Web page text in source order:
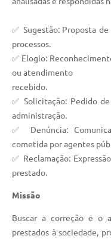
✅ Sugestão: Proposta
processos.
✅ Elogio:
ou atendimento
recebido.
✅ Solicitação: Pedido
administração.
✅ Denúncia:
cometida por agentes
✅ Reclamação:
prestado.
Missão
Buscar a correção e o
prestados à sociedade,